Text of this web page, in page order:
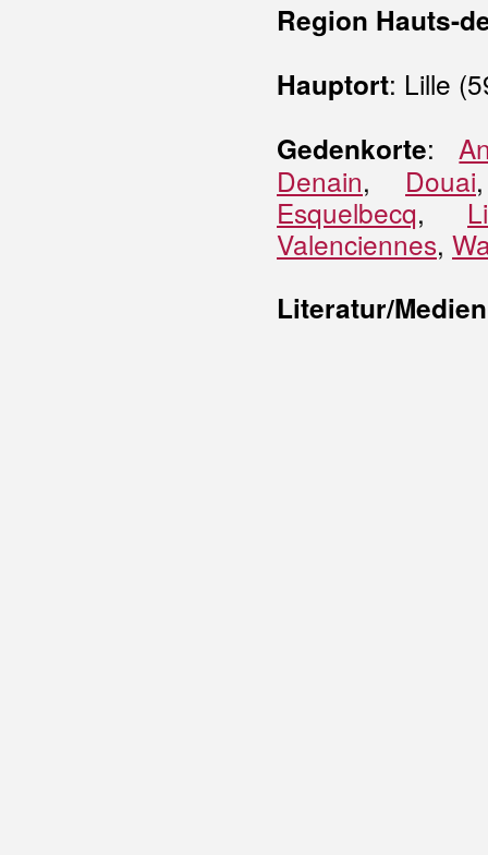
Region Hauts-
Hauptort: Lille
Gedenkorte:
Denain, Douai
Esquelbecq,
Valenciennes,
Literatur/